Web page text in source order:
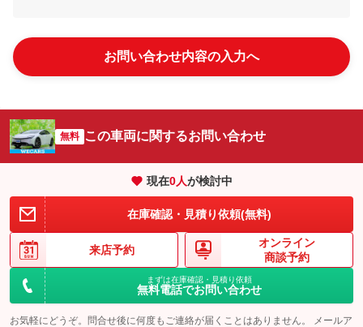
お問い合わせ内容の入力へ
無料 この車両に関するお問い合わせ
現在0人が検討中
在庫確認・見積り依頼(無料)
来店予約
オンライン
商談予約
まずは在庫確認・見積り依頼
無料電話でお問い合わせ
お気軽にどうぞ。問合せ後に何度もご連絡が届くことはありません。 メールア